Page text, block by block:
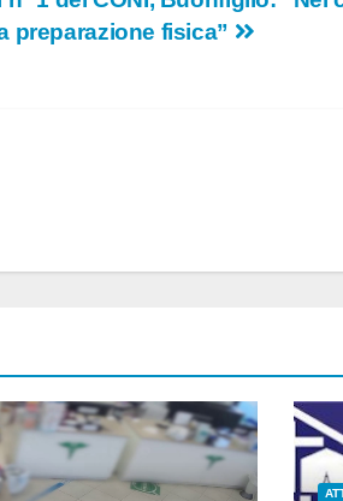
preparazione fisica”